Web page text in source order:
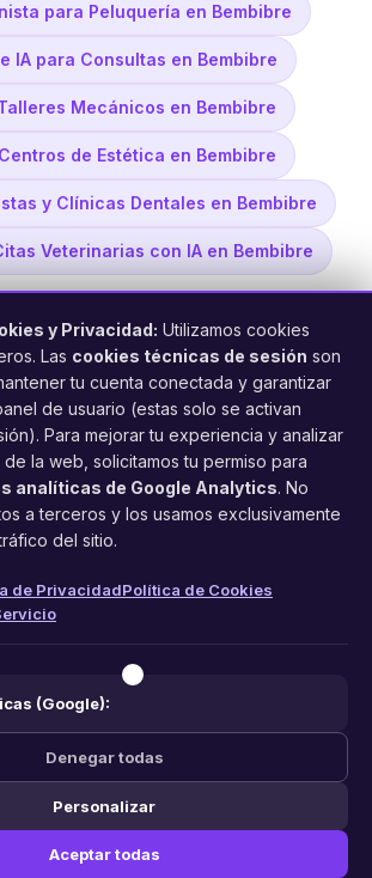
para Peluquería en Bembibre
IA para Consultas en Bembibre
Mecánicos en Bembibre
de Estética en Bembibre
y Clínicas Dentales en Bembibre
Veterinarias con IA en Bembibre
FacilCita
de citas por teléfono y WhatsApp.
de agenda con IA para tu negocio.
Aviso Legal
Un servicio dePC64 Servicios Informaticos.
Hecho con ❤️ en España.
y Privacidad: Utilizamos cookies
Las cookies técnicas de sesión son
tu cuenta conectada y garantizar
de usuario (estas solo se activan
Para mejorar tu experiencia y analizar
la web, solicitamos tu permiso para
analíticas de Google Analytics. No
a terceros y los usamos exclusivamente
del sitio.
de PrivacidadPolítica de Cookies
(Google):
Denegar todas
Personalizar
Aceptar todas